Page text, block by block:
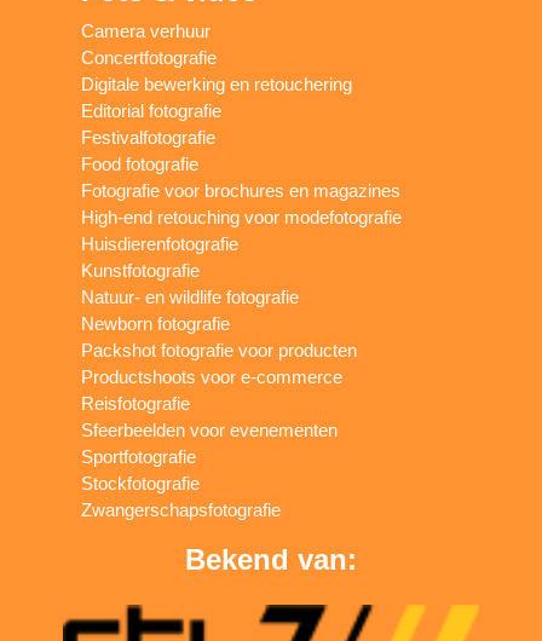
Camera verhuur
Concertfotografie
Digitale bewerking en retouchering
Editorial fotografie
Festivalfotografie
Food fotografie
Fotografie voor brochures en magazines
High-end retouching voor modefotografie
Huisdierenfotografie
Kunstfotografie
Natuur- en wildlife fotografie
Newborn fotografie
Packshot fotografie voor producten
Productshoots voor e-commerce
Reisfotografie
Sfeerbeelden voor evenementen
Sportfotografie
Stockfotografie
Zwangerschapsfotografie
Bekend van: